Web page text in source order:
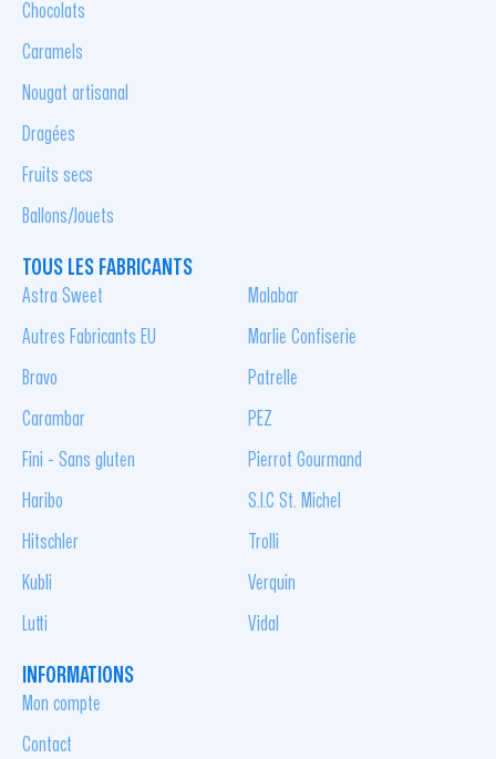
Chocolats
Caramels
Nougat artisanal
Dragées
Fruits secs
Ballons/Jouets
TOUS LES FABRICANTS
Astra Sweet
Autres Fabricants EU
Bravo
Carambar
Fini - Sans gluten
Haribo
Hitschler
Kubli
Lutti
Malabar
Marlie Confiserie
Patrelle
PEZ
Pierrot Gourmand
S.I.C St. Michel
Trolli
Verquin
Vidal
INFORMATIONS
Mon compte
Contact